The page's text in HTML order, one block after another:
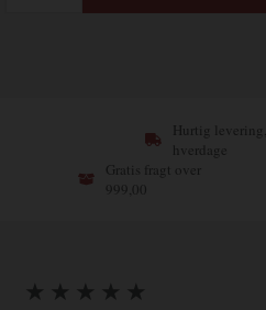
Hurtig
hverdage
Gratis fragt over
999,00
★ ★ ★ ★ ★